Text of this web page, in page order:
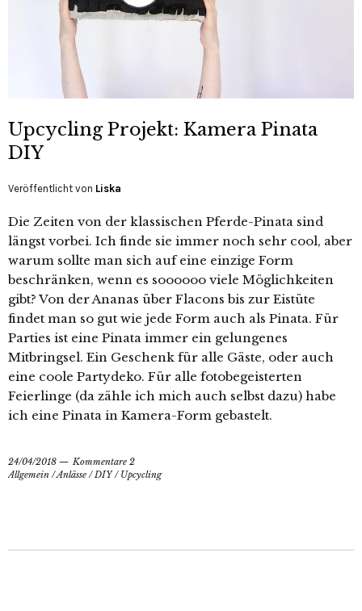
Upcycling Projekt: Kamera Pinata
DIY
Veröffentlicht von Liska
Die Zeiten von der klassischen Pferde-Pinata sind
längst vorbei. Ich finde sie immer noch sehr cool, aber
warum sollte man sich auf eine einzige Form
beschränken, wenn es soooooo viele Möglichkeiten
gibt? Von der Ananas über Flacons bis zur Eistüte
findet man so gut wie jede Form auch als Pinata. Für
Parties ist eine Pinata immer ein gelungenes
Mitbringsel. Ein Geschenk für alle Gäste, oder auch
eine coole Partydeko. Für alle fotobegeisterten
Feierlinge (da zähle ich mich auch selbst dazu) habe
ich eine Pinata in Kamera-Form gebastelt.
24/04/2018
Kommentare 2
Allgemein /Anlässe /DIY/ Upcycling